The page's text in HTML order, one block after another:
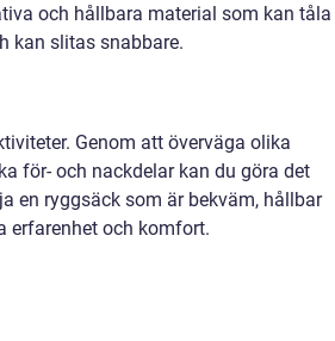
och hållbara material som kan tåla
kan slitas snabbare.
Genom att överväga olika
för- och nackdelar kan du göra det
en ryggsäck som är bekväm, hållbar
erfarenhet och komfort.